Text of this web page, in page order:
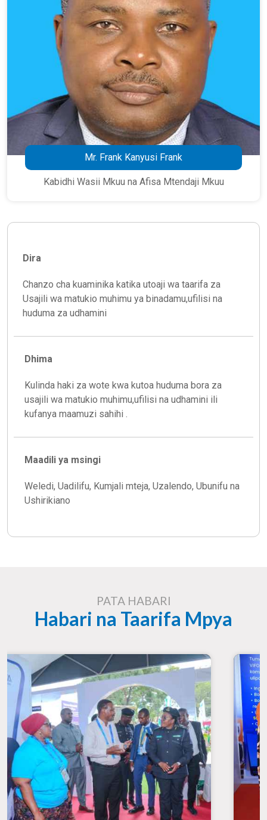
Mr. Frank Kanyusi Frank
Kabidhi Wasii Mkuu na Afisa Mtendaji Mkuu
Dira
Chanzo cha kuaminika katika utoaji wa taarifa za
Usajili wa matukio muhimu ya binadamu,ufilisi na
huduma za udhamini
Dhima
Kulinda haki za wote kwa kutoa huduma bora za
usajili wa matukio muhimu,ufilisi na udhamini ili
kufanya maamuzi sahihi .
Maadili ya msingi
Weledi, Uadilifu, Kumjali mteja, Uzalendo, Ubunifu na
Ushirikiano
PATA HABARI
Habari na Taarifa Mpya